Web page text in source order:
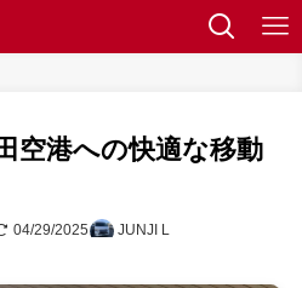
空港への快適な移動
04/29/2025 JUNJI L